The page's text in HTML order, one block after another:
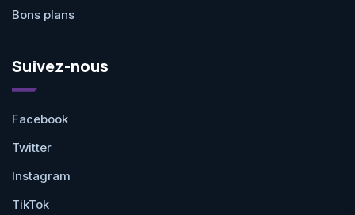
Bons plans
Suivez-nous
Facebook
Twitter
Instagram
TikTok